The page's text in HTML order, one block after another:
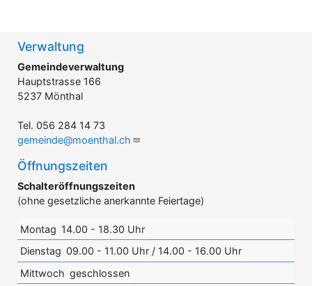
Verwaltung
Gemeindeverwaltung
Hauptstrasse 166
5237 Mönthal
Tel. 056 284 14 73
gemeinde@moenthal.ch
Öffnungszeiten
Schalteröffnungszeiten
(ohne gesetzliche anerkannte Feiertage)
Montag 14.00 - 18.30 Uhr
Dienstag 09.00 - 11.00 Uhr / 14.00 - 16.00 Uhr
Mittwoch geschlossen